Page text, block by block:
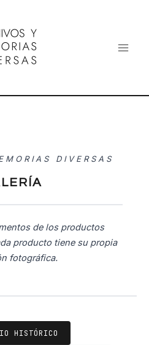
DIVERSAS
de los productos
producto tiene su propia
fotográfica.
HISTÓRICO